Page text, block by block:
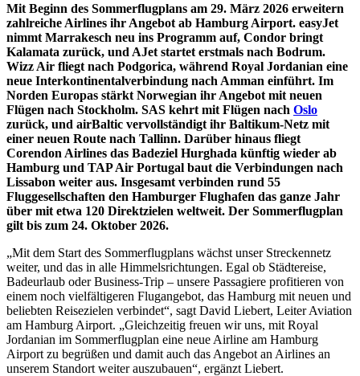
Mit Beginn des Sommerflugplans am 29. März 2026 erweitern
zahlreiche Airlines ihr Angebot ab Hamburg Airport. easyJet
nimmt Marrakesch neu ins Programm auf, Condor bringt
Kalamata zurück, und AJet startet erstmals nach Bodrum.
Wizz Air fliegt nach Podgorica, während Royal Jordanian eine
neue Interkontinentalverbindung nach Amman einführt. Im
Norden Europas stärkt Norwegian ihr Angebot mit neuen
Flügen nach Stockholm. SAS kehrt mit Flügen nach Oslo
zurück, und airBaltic vervollständigt ihr Baltikum-Netz mit
einer neuen Route nach Tallinn. Darüber hinaus fliegt
Corendon Airlines das Badeziel Hurghada künftig wieder ab
Hamburg und TAP Air Portugal baut die Verbindungen nach
Lissabon weiter aus. Insgesamt verbinden rund 55
Fluggesellschaften den Hamburger Flughafen das ganze Jahr
über mit etwa 120 Direktzielen weltweit. Der Sommerflugplan
gilt bis zum 24. Oktober 2026.
„Mit dem Start des Sommerflugplans wächst unser Streckennetz
weiter, und das in alle Himmelsrichtungen. Egal ob Städtereise,
Badeurlaub oder Business-Trip – unsere Passagiere profitieren von
einem noch vielfältigeren Flugangebot, das Hamburg mit neuen und
beliebten Reisezielen verbindet“, sagt David Liebert, Leiter Aviation
am Hamburg Airport. „Gleichzeitig freuen wir uns, mit Royal
Jordanian im Sommerflugplan eine neue Airline am Hamburg
Airport zu begrüßen und damit auch das Angebot an Airlines an
unserem Standort weiter auszubauen“, ergänzt Liebert.